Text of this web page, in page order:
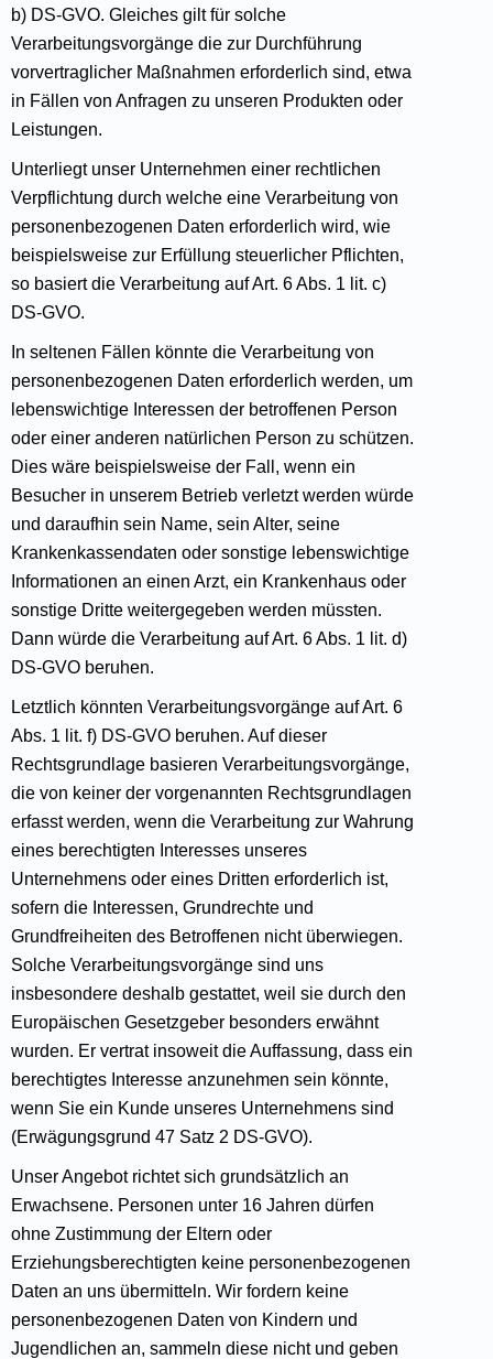
b) DS-GVO. Gleiches gilt für solche
Verarbeitungsvorgänge die zur Durchführung
vorvertraglicher Maßnahmen erforderlich sind, etwa
in Fällen von Anfragen zu unseren Produkten oder
Leistungen.
Unterliegt unser Unternehmen einer rechtlichen
Verpflichtung durch welche eine Verarbeitung von
personenbezogenen Daten erforderlich wird, wie
beispielsweise zur Erfüllung steuerlicher Pflichten,
so basiert die Verarbeitung auf Art. 6 Abs. 1 lit. c)
DS-GVO.
In seltenen Fällen könnte die Verarbeitung von
personenbezogenen Daten erforderlich werden, um
lebenswichtige Interessen der betroffenen Person
oder einer anderen natürlichen Person zu schützen.
Dies wäre beispielsweise der Fall, wenn ein
Besucher in unserem Betrieb verletzt werden würde
und daraufhin sein Name, sein Alter, seine
Krankenkassendaten oder sonstige lebenswichtige
Informationen an einen Arzt, ein Krankenhaus oder
sonstige Dritte weitergegeben werden müssten.
Dann würde die Verarbeitung auf Art. 6 Abs. 1 lit. d)
DS-GVO beruhen.
Letztlich könnten Verarbeitungsvorgänge auf Art. 6
Abs. 1 lit. f) DS-GVO beruhen. Auf dieser
Rechtsgrundlage basieren Verarbeitungsvorgänge,
die von keiner der vorgenannten Rechtsgrundlagen
erfasst werden, wenn die Verarbeitung zur Wahrung
eines berechtigten Interesses unseres
Unternehmens oder eines Dritten erforderlich ist,
sofern die Interessen, Grundrechte und
Grundfreiheiten des Betroffenen nicht überwiegen.
Solche Verarbeitungsvorgänge sind uns
insbesondere deshalb gestattet, weil sie durch den
Europäischen Gesetzgeber besonders erwähnt
wurden. Er vertrat insoweit die Auffassung, dass ein
berechtigtes Interesse anzunehmen sein könnte,
wenn Sie ein Kunde unseres Unternehmens sind
(Erwägungsgrund 47 Satz 2 DS-GVO).
Unser Angebot richtet sich grundsätzlich an
Erwachsene. Personen unter 16 Jahren dürfen
ohne Zustimmung der Eltern oder
Erziehungsberechtigten keine personenbezogenen
Daten an uns übermitteln. Wir fordern keine
personenbezogenen Daten von Kindern und
Jugendlichen an, sammeln diese nicht und geben